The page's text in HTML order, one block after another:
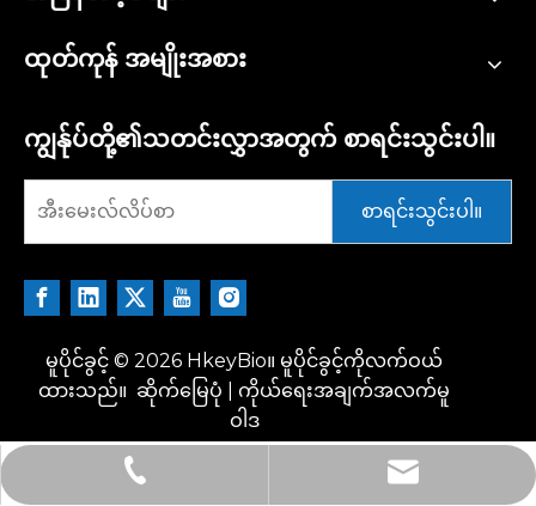
ထုတ်ကုန် အမျိုးအစား
ကျွန်ုပ်တို့၏သတင်းလွှာအတွက် စာရင်းသွင်းပါ။
စာရင်းသွင်းပါ။
မူပိုင်ခွင့် © 2026 HkeyBio။ မူပိုင်ခွင့်ကိုလက်ဝယ်
ထားသည်။ ဆိုက်မြေပုံ
ကိုယ်ရေးအချက်အလက်မူ
ဝါဒ